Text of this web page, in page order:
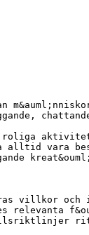
alltid vara
villkor
relevanta